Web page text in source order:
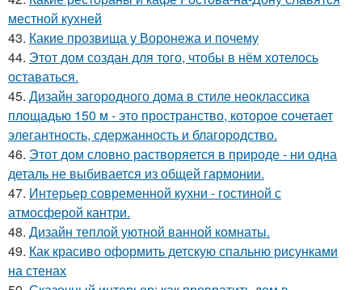
местной кухней
43. Какие прозвища у Воронежа и почему
44. Этот дом создан для того, чтобы в нём хотелось
оставаться.
45. Дизайн загородного дома в стиле неоклассика
площадью 150 м - это пространство, которое сочетает
элегантность, сдержанность и благородство.
46. Этот дом словно растворяется в природе - ни одна
деталь не выбивается из общей гармонии.
47. Интерьер современной кухни - гостиной с
атмосферой кантри.
48. Дизайн теплой уютной ванной комнаты.
49. Как красиво оформить детскую спальню рисунками
на стенах